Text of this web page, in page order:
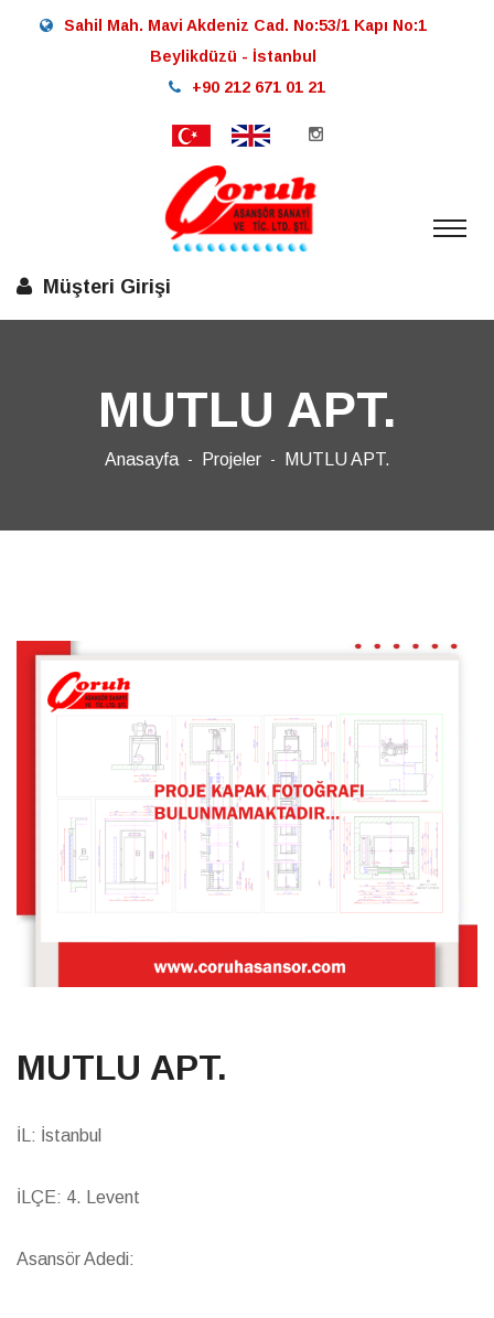
Sahil Mah. Mavi Akdeniz Cad. No:53/1 Kapı No:1
Beylikdüzü - İstanbul
+90 212 671 01 21
Müşteri Girişi
MUTLU APT.
Anasayfa Projeler MUTLU APT.
MUTLU APT.
İL: İstanbul
İLÇE: 4. Levent
Asansör Adedi: